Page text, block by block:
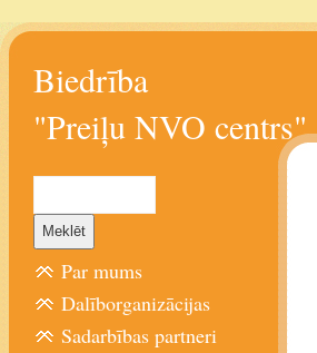
Biedrība
"Preiļu NVO centrs"
Par mums
Dalīborganizācijas
Sadarbības partneri